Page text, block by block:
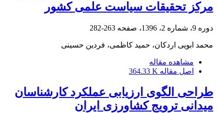
مرکز تحقیقات سیاست علمی کشور
دوره 9، شماره 2، 1396، صفحه 263-282
محمد ابویی اردکان، حمید کاظمی، فردین حسینی
مشاهده مقاله
اصل مقاله 364.33 K
طراحی الگوی ارزیابی عملکرد کارشناسان
میدانی ترویج کشاورزی ایران